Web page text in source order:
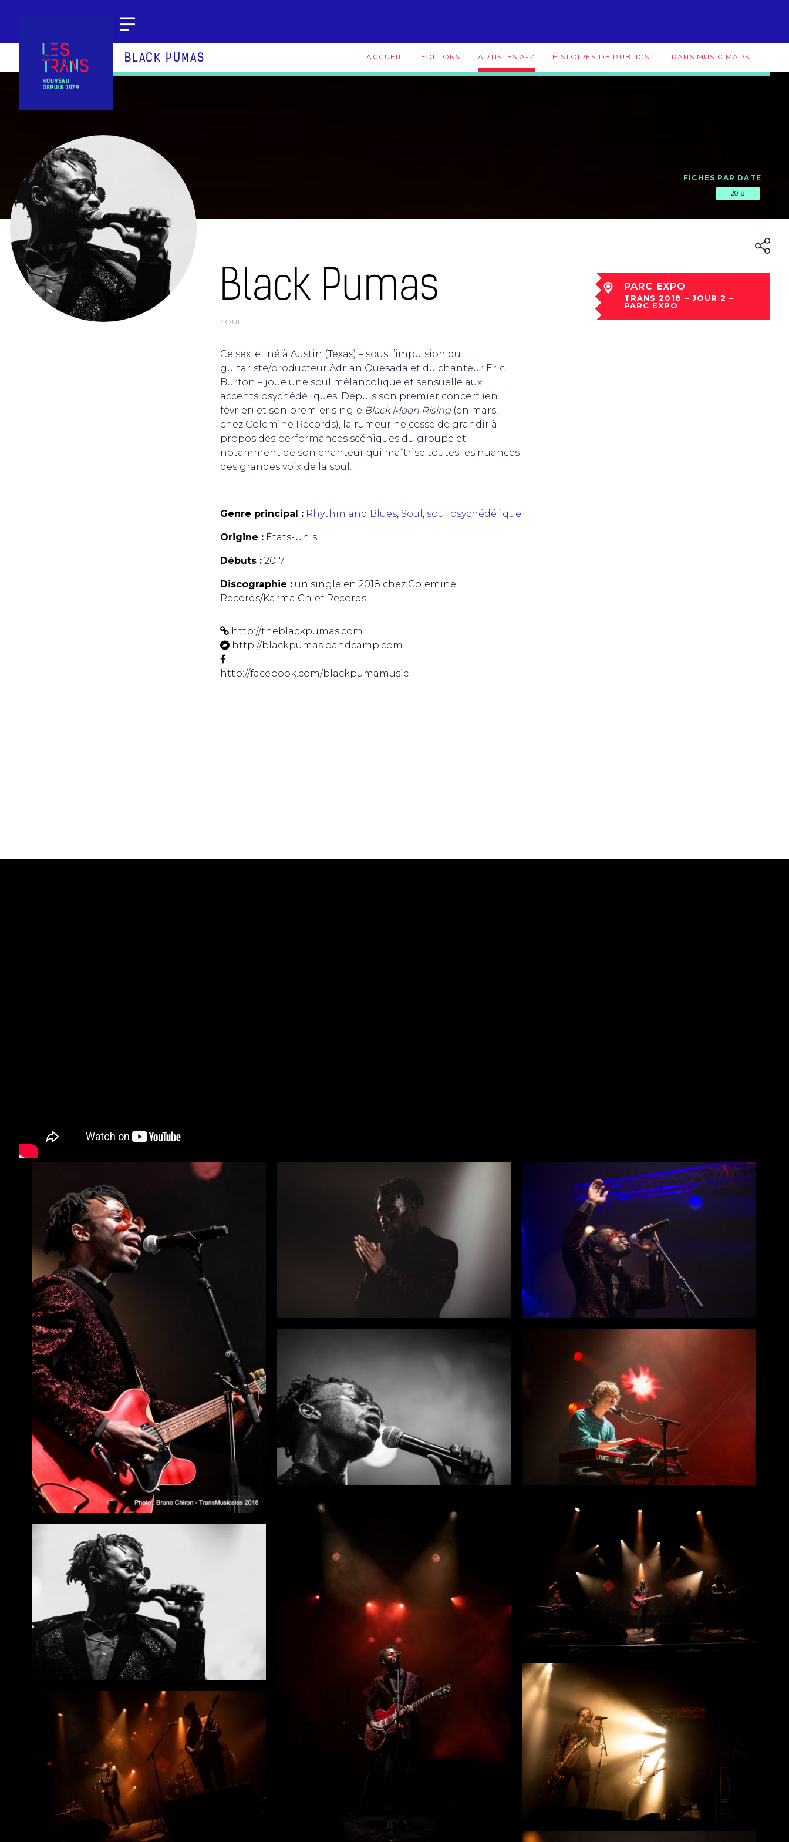
BLACK PUMAS ACCUEIL EDITIONS ARTISTES A-Z HISTOIRES DE PUBLICS TRANS MUSIC MAPS
FICHES PAR DATE
2018
Black Pumas
SOUL
Ce sextet né à Austin (Texas) – sous l’impulsion du
guitariste/producteur Adrian Quesada et du chanteur Eric
Burton – joue une soul mélancolique et sensuelle aux
accents psychédéliques. Depuis son premier concert (en
février) et son premier single Black Moon Rising (en mars,
chez Colemine Records), la rumeur ne cesse de grandir à
propos des performances scéniques du groupe et
notamment de son chanteur qui maîtrise toutes les nuances
des grandes voix de la soul.
Genre principal : Rhythm and Blues, Soul , soul psychédélique
Origine :États-Unis
Débuts :2017
Discographie :un single en 2018 chez Colemine
Records/Karma Chief Records
http://theblackpumas.com
http://blackpumas.bandcamp.com
http://facebook.com/blackpumamusic
PARC EXPO
TRANS 2018 – JOUR 2 –
PARC EXPO